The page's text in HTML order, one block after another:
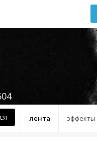
лента эффекты